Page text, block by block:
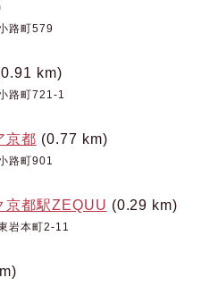
路町579
km)
路町721-1
京都 (0.77 km)
路町901
京都駅ZEQUU (0.29 km)
岩本町2-11